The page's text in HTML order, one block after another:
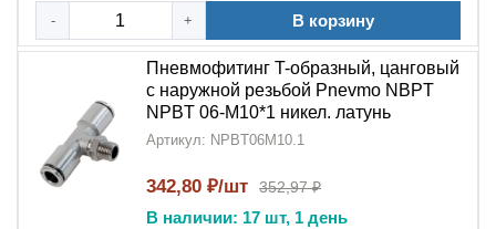
- + В корзину
Пневмофитинг T-образный, цанговый
с наружной резьбой Pnevmo NBPT
NPBT 06-M10*1 никел. латунь
Артикул: NPBT06M10.1
342,80 ₽/шт 352,97 ₽
В наличии: 17 шт, 1 день